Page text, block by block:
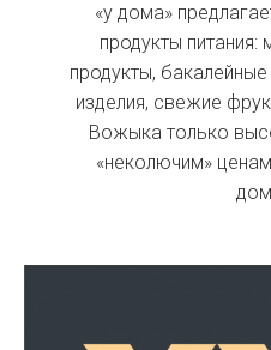
«у дома»
продукты
продукты,
изделия, свежие
Вожыка только
«неколючим»